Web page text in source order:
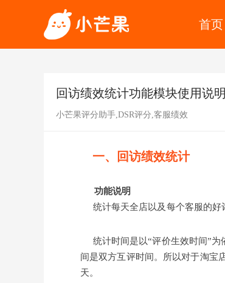
首页
回访绩效统计功能模块使用说明
小芒果评分助手,DSR评分,客服绩效
一、回访绩效统计
功能说明
统计每天全店以及每个客服的好
统计时间是以“评价生效时间”
间是双方互评时间。所以对于淘宝
天。